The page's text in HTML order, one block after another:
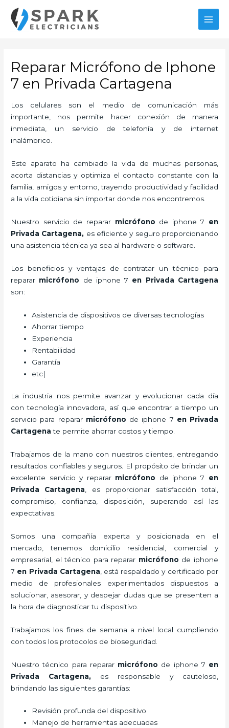
contenido
Reparar Micrófono de Iphone
7 en Privada Cartagena
Los celulares son el medio de comunicación más
importante, nos permite hacer conexión de manera
inmediata, un servicio de telefonía y de internet
inalámbrico.
Este aparato ha cambiado la vida de muchas personas,
acorta distancias y optimiza el contacto constante con la
familia, amigos y entorno, trayendo productividad y facilidad
a la vida cotidiana sin importar donde nos encontremos.
Nuestro servicio de reparar micrófono de iphone 7 en
Privada Cartagena, es eficiente y seguro proporcionando
una asistencia técnica ya sea al hardware o software.
Los beneficios y ventajas de contratar un técnico para
reparar micrófono de iphone 7 en Privada Cartagena
son:
Asistencia de dispositivos de diversas tecnologías
Ahorrar tiempo
Experiencia
Rentabilidad
Garantía
etc|
La industria nos permite avanzar y evolucionar cada día
con tecnología innovadora, así que encontrar a tiempo un
servicio para reparar micrófono de iphone 7 en Privada
Cartagena te permite ahorrar costos y tiempo.
Trabajamos de la mano con nuestros clientes, entregando
resultados confiables y seguros. El propósito de brindar un
excelente servicio y reparar micrófono de iphone 7 en
Privada Cartagena , es proporcionar satisfacción total,
compromiso, confianza, disposición, superando así las
expectativas.
Somos una compañía experta y posicionada en el
mercado, tenemos domicilio residencial, comercial y
empresarial, el técnico para reparar micrófono de iphone
7 en Privada Cartagena , está respaldado y certificado por
medio de profesionales experimentados dispuestos a
solucionar, asesorar, y despejar dudas que se presenten a
la hora de diagnosticar tu dispositivo.
Trabajamos los fines de semana a nivel local cumpliendo
con todos los protocolos de bioseguridad.
Nuestro técnico para reparar micrófono de iphone 7 en
Privada Cartagena, es responsable y cauteloso,
brindando las siguientes garantías:
Revisión profunda del dispositivo
Manejo de herramientas adecuadas